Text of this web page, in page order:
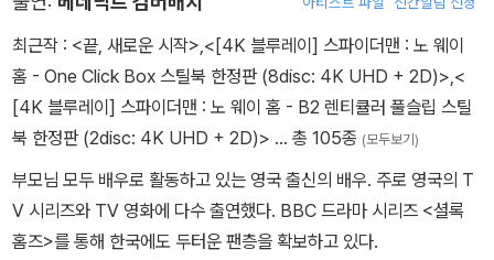
즈 <The Office>의 팀 캔터베리 역으로 대중들에게 알려지게 되었
다.
최근작 : <끝, 새로운 시작>,<[4K 블루레이] 스파이더맨 : 노 웨이
홈 - One Click Box 스틸북 한정판 (8disc: 4K UHD + 2D)>,<
[4K 블루레이] 스파이더맨 : 노 웨이 홈 - B2 렌티큘러 풀슬립 스틸
북 한정판 (2disc: 4K UHD + 2D)> … 총 105종 (모두보기)
부모님 모두 배우로 활동하고 있는 영국 출신의 배우. 주로 영국의 T
V 시리즈와 TV 영화에 다수 출연했다. BBC 드라마 시리즈 <셜록
홈즈>를 통해 한국에도 두터운 팬층을 확보하고 있다.